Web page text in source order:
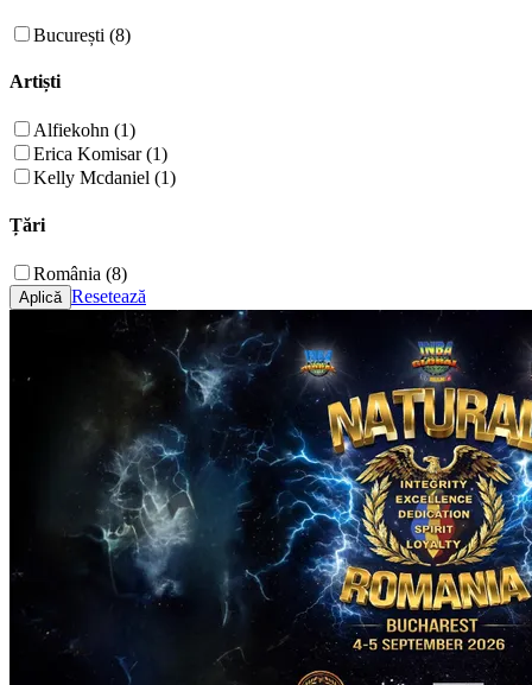
București (8)
Artiști
Alfiekohn (1)
Erica Komisar (1)
Kelly Mcdaniel (1)
Țări
România (8)
Resetează